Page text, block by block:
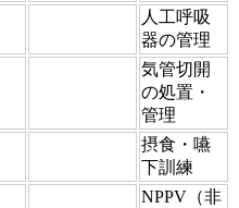
人工呼吸
器の管理
気管切開
の処置・
管理
摂食・嚥
下訓練
NPPV（非